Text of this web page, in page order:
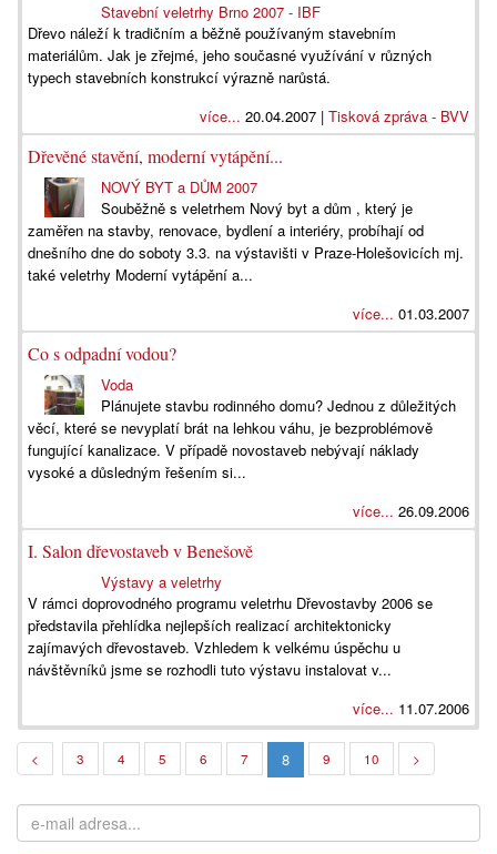
Stavební veletrhy Brno 2007 - IBF
Dřevo náleží k tradičním a běžně používaným stavebním
materiálům. Jak je zřejmé, jeho současné využívání v různých
typech stavebních konstrukcí výrazně narůstá.
více... 20.04.2007 | Tisková zpráva - BVV
Dřevěné stavění, moderní vytápění...
NOVÝ BYT a DŮM 2007
Souběžně s veletrhem Nový byt a dům , který je
zaměřen na stavby, renovace, bydlení a interiéry, probíhají od
dnešního dne do soboty 3.3. na výstavišti v Praze-Holešovicích mj.
také veletrhy Moderní vytápění a...
více... 01.03.2007
Co s odpadní vodou?
Voda
Plánujete stavbu rodinného domu? Jednou z důležitých
věcí, které se nevyplatí brát na lehkou váhu, je bezproblémově
fungující kanalizace. V případě novostaveb nebývají náklady
vysoké a důsledným řešením si...
více... 26.09.2006
I. Salon dřevostaveb v Benešově
Výstavy a veletrhy
V rámci doprovodného programu veletrhu Dřevostavby 2006 se
představila přehlídka nejlepších realizací architektonicky
zajímavých dřevostaveb. Vzhledem k velkému úspěchu u
návštěvníků jsme se rozhodli tuto výstavu instalovat v...
více... 11.07.2006
< 3 4 5 6 7 8 9 10 >